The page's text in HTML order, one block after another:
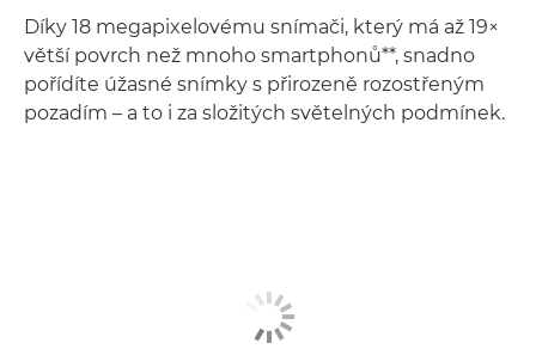
Díky 18 megapixelovému snímači, který má až 19×
větší povrch než mnoho smartphonů**, snadno
pořídíte úžasné snímky s přirozeně rozostřeným
pozadím – a to i za složitých světelných podmínek.